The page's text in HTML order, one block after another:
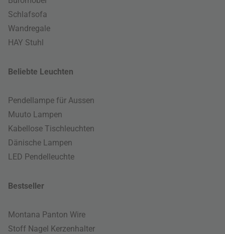
Schlafsofa
Wandregale
HAY Stuhl
Beliebte Leuchten
Pendellampe für Aussen
Muuto Lampen
Kabellose Tischleuchten
Dänische Lampen
LED Pendelleuchte
Bestseller
Montana Panton Wire
Stoff Nagel Kerzenhalter